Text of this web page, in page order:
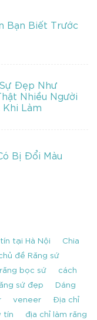
Bạn Biết Trước
Đẹp Như
Nhiều Người
Khi Làm
Bị Đổi Màu
tại Hà Nội
Chia
đề Răng sứ
bọc sứ
cách
sứ đẹp
Dáng
veneer
Địa chỉ
tín
địa chỉ làm răng